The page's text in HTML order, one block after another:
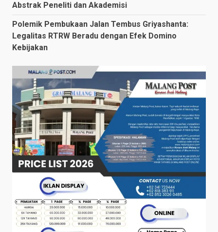
Abstrak Peneliti dan Akademisi
Polemik Pembukaan Jalan Tembus Griyashanta:
Legalitas RTRW Beradu dengan Efek Domino
Kebijakan